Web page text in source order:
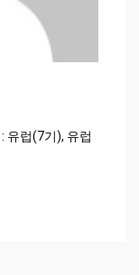
유럽(7기), 유럽